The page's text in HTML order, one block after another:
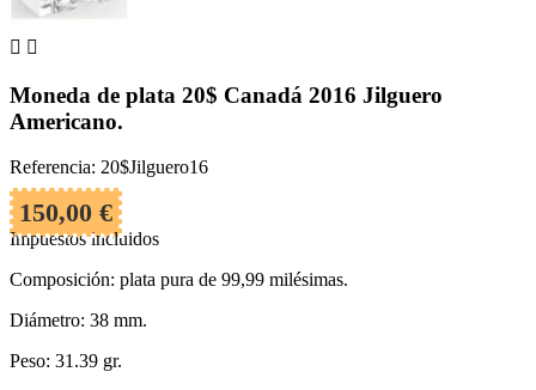
 
Moneda de plata 20$ Canadá 2016 Jilguero
Americano.
Referencia: 20$Jilguero16
150,00 €
Impuestos incluidos
Composición: plata pura de 99,99 milésimas.
Diámetro: 38 mm.
Peso: 31.39 gr.